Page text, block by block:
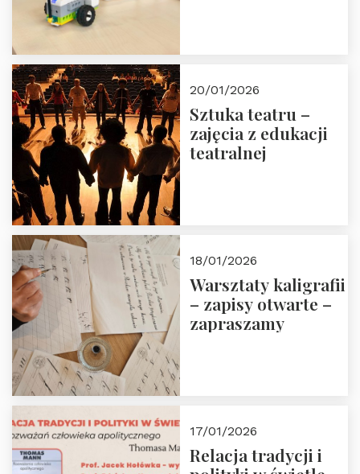
20/01/2026
Sztuka teatru –
zajęcia z edukacji
teatralnej
18/01/2026
Warsztaty kaligrafii
– zapisy otwarte –
zapraszamy
17/01/2026
Relacja tradycji i